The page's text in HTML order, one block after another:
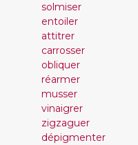
solmiser
entoiler
attitrer
carrosser
obliquer
réarmer
musser
vinaigrer
zigzaguer
dépigmenter